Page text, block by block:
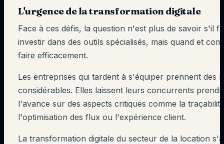
L'urgence de la transformation digitale
Face à ces défis, la question n'est plus de savoir s'il
investir dans des outils spécialisés, mais quand et
faire efficacement.
Les entreprises qui tardent à s'équiper prennent des
considérables. Elles laissent leurs concurrents
l'avance sur des aspects critiques comme la
l'optimisation des flux ou l'expérience client.
La transformation digitale du secteur de la location